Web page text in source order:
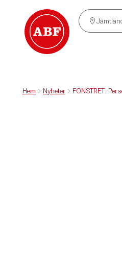
Hem Nyheter FÖNSTRET: